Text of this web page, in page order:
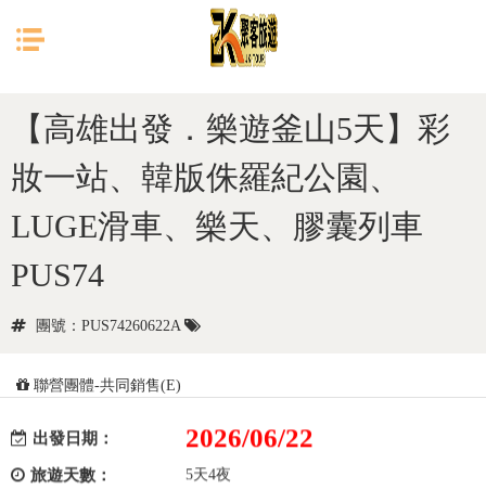
目前位置： 釜山
【高雄出發．樂遊釜山5天】彩
妝一站、韓版侏羅紀公園、
LUGE滑車、樂天、膠囊列車
PUS74
團號：PUS74260622A
聯營團體-共同銷售(E)
出發日期： 2026/06/22
旅遊天數： 5天4夜